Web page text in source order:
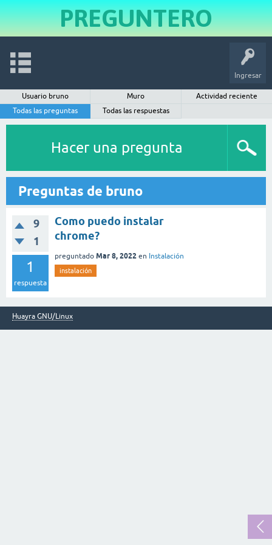
PREGUNTERO
Ingresar
Usuario bruno Muro
Actividad reciente
Todas las preguntas
Todas las respuestas
Hacer una pregunta
Preguntas de bruno
9
1
1
respuesta
Como puedo instalar
chrome?
preguntado Mar 8, 2022 en Instalación
instalación
Huayra GNU/Linux